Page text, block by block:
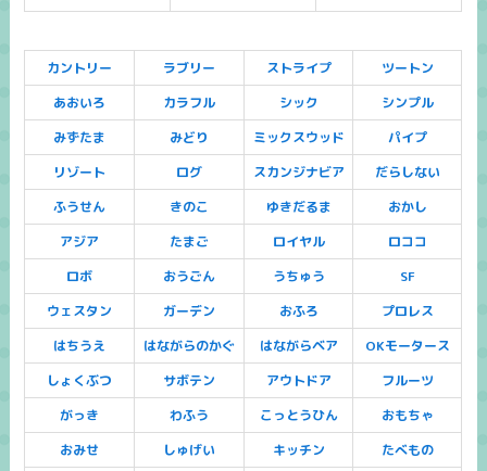
カントリー ラブリー ストライプ
ツートン
あおいろ
カラフル シック
シンプル
みずたま
みどり ミックスウッド
パイプ
リゾート
ログ スカンジナビア
だらしない
ふうせん
きのこ ゆきだるま
おかし
アジア
たまご ロイヤル
ロココ
ロボ
おうごん うちゅう
SF
ウェスタン
ガーデン おふろ
プロレス
はちうえ
はながらのかぐ はながらベア
OKモータース
しょくぶつ
サボテン アウトドア
フルーツ
がっき
わふう こっとうひん
おもちゃ
おみせ
しゅげい キッチン
たべもの